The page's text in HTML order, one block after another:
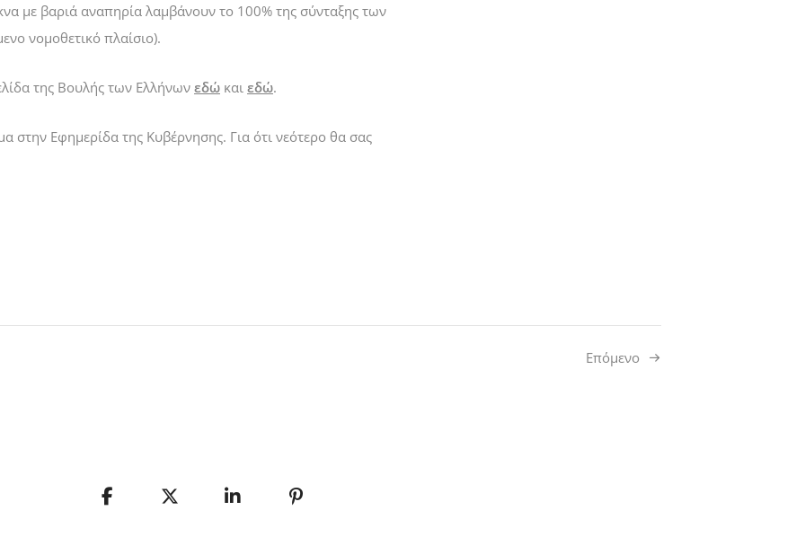
με βαριά αναπηρία λαμβάνουν το 100% της σύνταξης των
νομοθετικό πλαίσιο).
της Βουλής των Ελλήνων εδώ και εδώ.
στην Εφημερίδα της Κυβέρνησης. Για ότι νεότερο θα σας
Επόμενο